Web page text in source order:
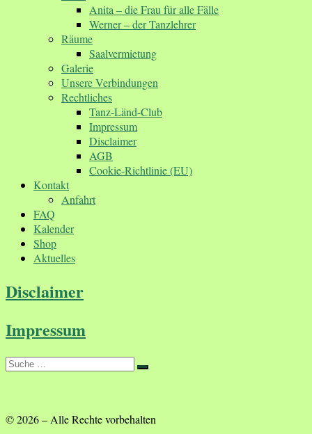
Anita – die Frau für alle Fälle
Werner – der Tanzlehrer
Räume
Saalvermietung
Galerie
Unsere Verbindungen
Rechtliches
Tanz-Länd-Club
Impressum
Disclaimer
AGB
Cookie-Richtlinie (EU)
Kontakt
Anfahrt
FAQ
Kalender
Shop
Aktuelles
Disclaimer
Impressum
Suche
Suche
© 2026– Alle Rechte vorbehalten